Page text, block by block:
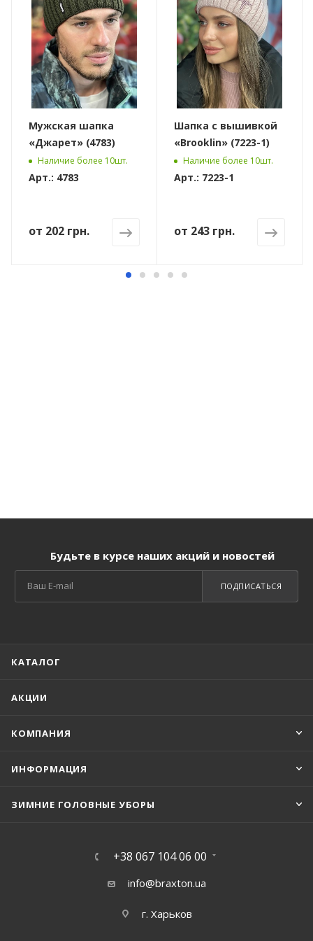
Мужская шапка
«Джарет» (4783)
Наличие более 10шт.
Арт.: 4783
от 202 грн.
Шапка с вышивкой
«Brooklin» (7223-1)
Наличие более 10шт.
Арт.: 7223-1
от 243 грн.
Будьте в курсе наших акций и новостей
ПОДПИСАТЬСЯ
КАТАЛОГ
АКЦИИ
КОМПАНИЯ
ИНФОРМАЦИЯ
ЗИМНИЕ ГОЛОВНЫЕ УБОРЫ
+38 067 104 06 00
info@braxton.ua
г. Харьков